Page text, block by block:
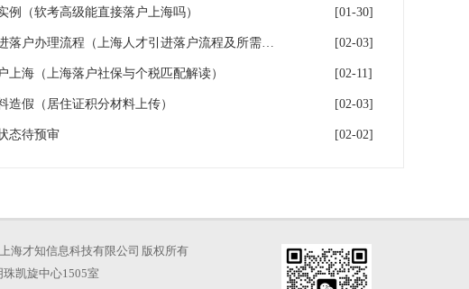
例（软考高级能直接落户上海吗） [01-30]
2026年上海人才引进落户办理流程（上海人才引进落户流程及所需时间） [02-03]
上海（上海落户社保与个税匹配解读） [02-11]
造假（居住证积分材料上传） [02-03]
态待预审 [02-02]
海才知信息科技有限公司 版权所有
凯旋中心1505室